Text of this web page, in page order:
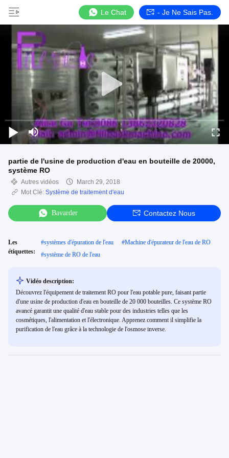
Le Chat - Je Ne Sais Pas.
partie de l'usine de production d'eau en bouteille de 20000,
système RO
Autres vidéos
March 29, 2018
Mot Clé: Système de traitement d'eau
Bavarder Contactez Nous
Les
étiquettes:
#systèmes d'épuration de l'eau #Machine d'épurateur de l'eau de RO
#système de RO de l'eau
Vidéo description:
Découvrez l'équipement de traitement RO pour l'eau potable pure, faisant partie
d'une usine de production d'eau en bouteille de 20 000 bouteilles. Ce système RO
avancé garantit une qualité d'eau stable pour des industries telles que les
cosmétiques, l'alimentation et l'électronique. Apprenez comment il simplifie la
purification de l'eau grâce à la technologie de l'osmose inverse.